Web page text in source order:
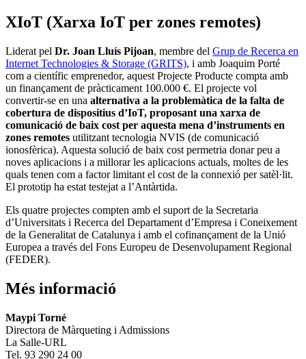
XIoT (Xarxa IoT per zones remotes)
Liderat pel Dr. Joan Lluís Pijoan, membre del Grup de Recerca en
Internet Technologies & Storage (GRITS), i amb Joaquim Porté
com a científic emprenedor, aquest Projecte Producte compta amb
un finançament de pràcticament 100.000 €. El projecte vol
convertir-se en una alternativa a la problemàtica de la falta de
cobertura de dispositius d’IoT, proposant una xarxa de
comunicació de baix cost per aquesta mena d’instruments en
zones remotes utilitzant tecnologia NVIS (de comunicació
ionosfèrica). Aquesta solució de baix cost permetria donar peu a
noves aplicacions i a millorar les aplicacions actuals, moltes de les
quals tenen com a factor limitant el cost de la connexió per satèl·lit.
El prototip ha estat testejat a l’Antàrtida.
Els quatre projectes compten amb el suport de la Secretaria
d’Universitats i Recerca del Departament d’Empresa i Coneixement
de la Generalitat de Catalunya i amb el cofinançament de la Unió
Europea a través del Fons Europeu de Desenvolupament Regional
(FEDER).
Més informació
Maypi Torné
Directora de Màrqueting i Admissions
La Salle-URL
Tel. 93 290 24 00